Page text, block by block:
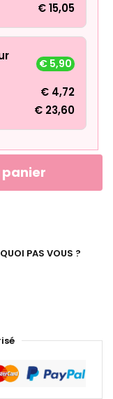
€15,05
€ 5,90
€ 4,72
€ 23,60
PAS VOUS ?